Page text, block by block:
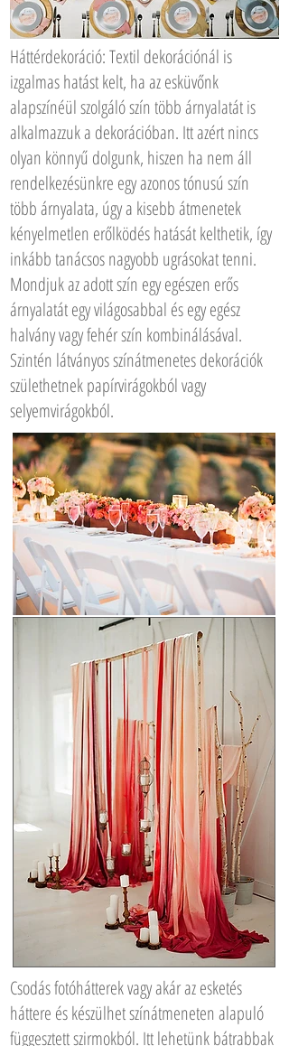
Háttérdekoráció: Textil dekorációnál is
izgalmas hatást kelt, ha az esküvőnk
alapszínéül szolgáló szín több árnyalatát is
alkalmazzuk a dekorációban. Itt azért nincs
olyan könnyű dolgunk, hiszen ha nem áll
rendelkezésünkre egy azonos tónusú szín
több árnyalata, úgy a kisebb átmenetek
kényelmetlen erőlködés hatását kelthetik, így
inkább tanácsos nagyobb ugrásokat tenni.
Mondjuk az adott szín egy egészen erős
árnyalatát egy világosabbal és egy egész
halvány vagy fehér szín kombinálásával.
Szintén látványos színátmenetes dekorációk
születhetnek papírvirágokból vagy
selyemvirágokból.
Csodás fotóhátterek vagy akár az esketés
háttere és készülhet színátmeneten alapuló
függesztett szirmokból. Itt lehetünk bátrabbak